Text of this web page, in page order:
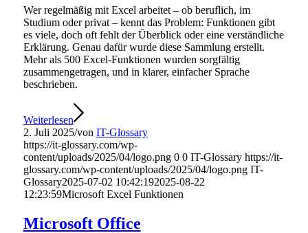
Wer regelmäßig mit Excel arbeitet – ob beruflich, im
Studium oder privat – kennt das Problem: Funktionen gibt
es viele, doch oft fehlt der Überblick oder eine verständliche
Erklärung. Genau dafür wurde diese Sammlung erstellt.
Mehr als 500 Excel-Funktionen wurden sorgfältig
zusammengetragen, und in klarer, einfacher Sprache
beschrieben.
Weiterlesen
2. Juli 2025/von IT-Glossary
https://it-glossary.com/wp-
content/uploads/2025/04/logo.png 0 0 IT-Glossary https://it-
glossary.com/wp-content/uploads/2025/04/logo.png IT-
Glossary2025-07-02 10:42:192025-08-22
12:23:59Microsoft Excel Funktionen
Microsoft Office